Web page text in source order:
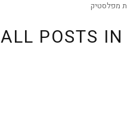
מפלסטיק
ALL POSTS IN